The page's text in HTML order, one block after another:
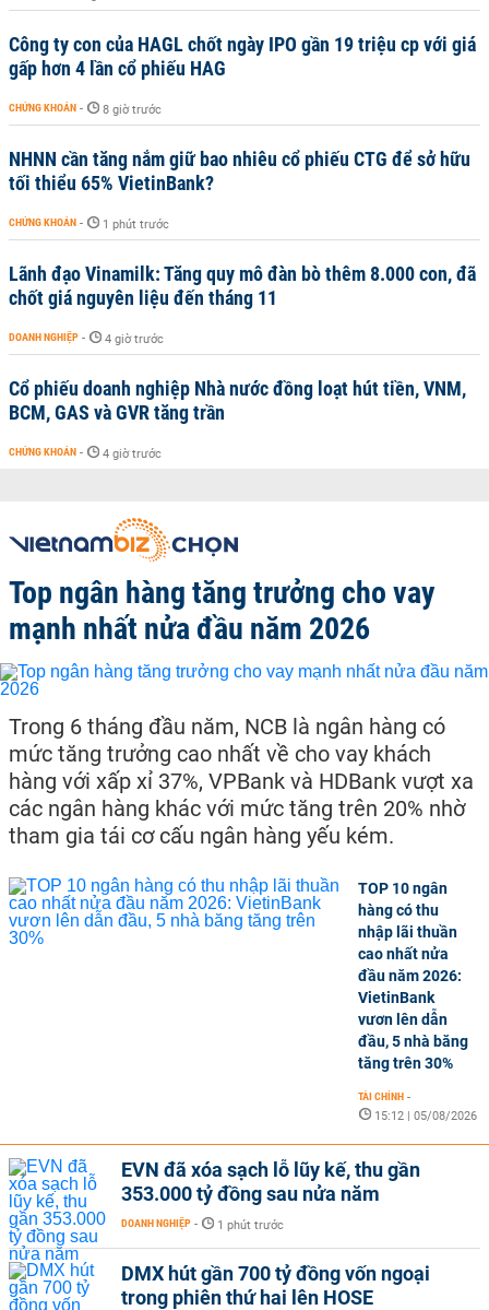
Công ty con của HAGL chốt ngày IPO gần 19 triệu cp với giá
gấp hơn 4 lần cổ phiếu HAG
CHỨNG KHOÁN - 8 giờ trước
NHNN cần tăng nắm giữ bao nhiêu cổ phiếu CTG để sở hữu
tối thiểu 65% VietinBank?
CHỨNG KHOÁN - 1 phút trước
Lãnh đạo Vinamilk: Tăng quy mô đàn bò thêm 8.000 con, đã
chốt giá nguyên liệu đến tháng 11
DOANH NGHIỆP - 4 giờ trước
Cổ phiếu doanh nghiệp Nhà nước đồng loạt hút tiền, VNM,
BCM, GAS và GVR tăng trần
CHỨNG KHOÁN - 4 giờ trước
Top ngân hàng tăng trưởng cho vay
mạnh nhất nửa đầu năm 2026
Trong 6 tháng đầu năm, NCB là ngân hàng có
mức tăng trưởng cao nhất về cho vay khách
hàng với xấp xỉ 37%, VPBank và HDBank vượt xa
các ngân hàng khác với mức tăng trên 20% nhờ
tham gia tái cơ cấu ngân hàng yếu kém.
TOP 10 ngân
hàng có thu
nhập lãi thuần
cao nhất nửa
đầu năm 2026:
VietinBank
vươn lên dẫn
đầu, 5 nhà băng
tăng trên 30%
TÀI CHÍNH -
15:12 | 05/08/2026
EVN đã xóa sạch lỗ lũy kế, thu gần
353.000 tỷ đồng sau nửa năm
DOANH NGHIỆP - 1 phút trước
DMX hút gần 700 tỷ đồng vốn ngoại
trong phiên thứ hai lên HOSE